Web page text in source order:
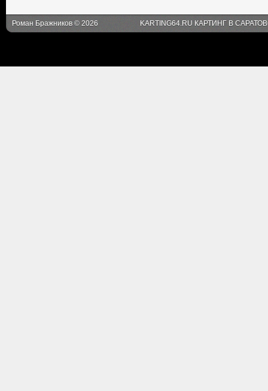
Роман Бражников © 2026 KARTING64.RU КАРТИНГ В